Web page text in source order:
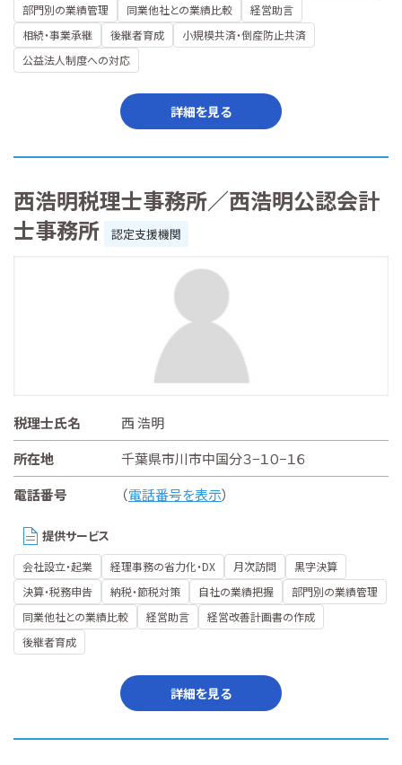
部門別の業績管理
同業他社との業績比較
経営助言
相続・事業承継
後継者育成
小規模共済・倒産防止共済
公益法人制度への対応
詳細を見る
西浩明税理士事務所／西浩明公認会計
士事務所
認定支援機関
税理士氏名
西 浩明
所在地
千葉県市川市中国分３−１０−１６
電話番号
（電話番号を表示）
提供サービス
会社設立・起業 経理事務の省力化・DX 月次訪問
黒字決算
決算・税務申告
納税・節税対策 自社の業績把握
部門別の業績管理
同業他社との業績比較
経営助言
経営改善計画書の作成
後継者育成
詳細を見る